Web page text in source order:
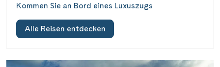
Kommen Sie an Bord eines Luxuszugs
Alle Reisen entdecken